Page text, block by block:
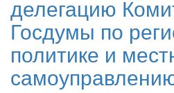
делегацию
Госдумы по
политике и